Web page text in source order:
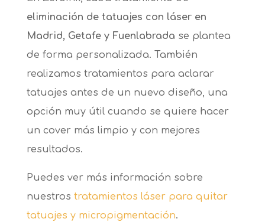
eliminación de tatuajes con láser en
Madrid, Getafe y Fuenlabrada se plantea
de forma personalizada. También
realizamos tratamientos para aclarar
tatuajes antes de un nuevo diseño, una
opción muy útil cuando se quiere hacer
un cover más limpio y con mejores
resultados.
Puedes ver más información sobre
nuestros tratamientos láser para quitar
tatuajes y micropigmentación.